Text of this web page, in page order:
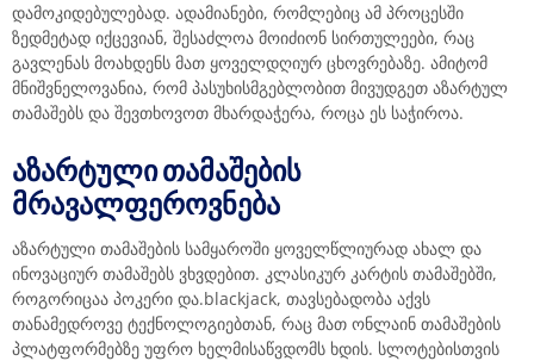
დამოკიდებულებად. ადამიანები, რომლებიც ამ პროცესში
ზედმეტად იქცევიან, შესაძლოა მოიძიონ სირთულეები, რაც
გავლენას მოახდენს მათ ყოველდღიურ ცხოვრებაზე. ამიტომ
მნიშვნელოვანია, რომ პასუხისმგებლობით მივუდგეთ აზარტულ
თამაშებს და შევთხოვოთ მხარდაჭერა, როცა ეს საჭიროა.
ᲐᲖᲐᲠᲢᲣᲚᲘ ᲗᲐᲛᲐᲨᲔᲑᲘᲡ
ᲛᲠᲐᲕᲐᲚᲤᲔᲠᲝᲕᲜᲔᲑᲐ
აზარტული თამაშების სამყაროში ყოველწლიურად ახალ და
ინოვაციურ თამაშებს ვხვდებით. კლასიკურ კარტის თამაშებში,
როგორიცაა პოკერი და.blackjack, თავსებადობა აქვს
თანამედროვე ტექნოლოგიებთან, რაც მათ ონლაინ თამაშების
პლატფორმებზე უფრო ხელმისაწვდომს ხდის. სლოტებისთვის